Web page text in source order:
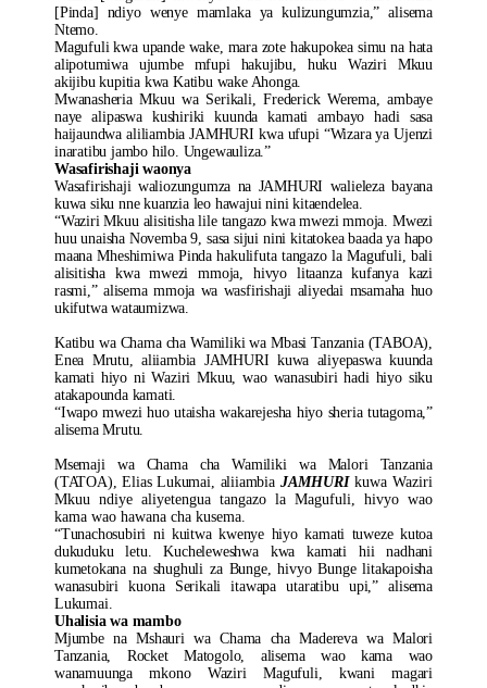
[Pinda] ndiyo wenye mamlaka ya kulizungumzia,” alisema
Ntemo.
Magufuli kwa upande wake, mara zote hakupokea simu na hata
alipotumiwa ujumbe mfupi hakujibu, huku Waziri Mkuu
akijibu kupitia kwa Katibu wake Ahonga.
Mwanasheria Mkuu wa Serikali, Frederick Werema, ambaye
naye alipaswa kushiriki kuunda kamati ambayo hadi sasa
haijaundwa aliliambia JAMHURI kwa ufupi “Wizara ya Ujenzi
inaratibu jambo hilo. Ungewauliza.”
Wasafirishaji waonya
Wasafirishaji waliozungumza na JAMHURI walieleza bayana
kuwa siku nne kuanzia leo hawajui nini kitaendelea.
“Waziri Mkuu alisitisha lile tangazo kwa mwezi mmoja. Mwezi
huu unaisha Novemba 9, sasa sijui nini kitatokea baada ya hapo
maana Mheshimiwa Pinda hakulifuta tangazo la Magufuli, bali
alisitisha kwa mwezi mmoja, hivyo litaanza kufanya kazi
rasmi,” alisema mmoja wa wasfirishaji aliyedai msamaha huo
ukifutwa wataumizwa.
Katibu wa Chama cha Wamiliki wa Mbasi Tanzania (TABOA),
Enea Mrutu, aliiambia JAMHURI kuwa aliyepaswa kuunda
kamati hiyo ni Waziri Mkuu, wao wanasubiri hadi hiyo siku
atakapounda kamati.
“Iwapo mwezi huo utaisha wakarejesha hiyo sheria tutagoma,”
alisema Mrutu.
Msemaji wa Chama cha Wamiliki wa Malori Tanzania
(TATOA), Elias Lukumai, aliiambia JAMHURIkuwa Waziri
Mkuu ndiye aliyetengua tangazo la Magufuli, hivyo wao
kama wao hawana cha kusema.
“Tunachosubiri ni kuitwa kwenye hiyo kamati tuweze kutoa
dukuduku letu. Kucheleweshwa kwa kamati hii nadhani
kumetokana na shughuli za Bunge, hivyo Bunge litakapoisha
wanasubiri kuona Serikali itawapa utaratibu upi,” alisema
Lukumai.
Uhalisia wa mambo
Mjumbe na Mshauri wa Chama cha Madereva wa Malori
Tanzania, Rocket Matogolo, alisema wao kama wao
wanamuunga mkono Waziri Magufuli, kwani magari